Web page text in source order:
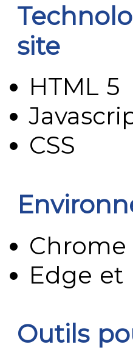
site
HTML 5
CSS
Chrome
Edge et
Outils